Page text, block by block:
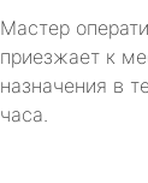
Мастер
приезжает к
назначения в
часа.